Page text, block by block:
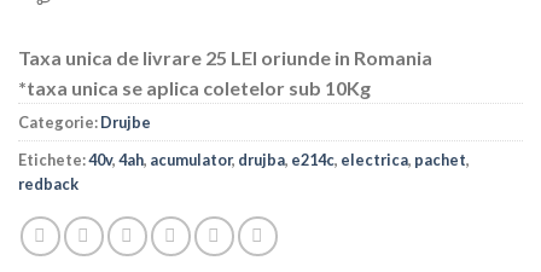
Taxa unica de livrare 25 LEI oriunde in Romania
*taxa unica se aplica coletelor sub 10Kg
Categorie:Drujbe
Etichete:40v,4ah, acumulator, drujba, e214c, electrica, pachet,
redback